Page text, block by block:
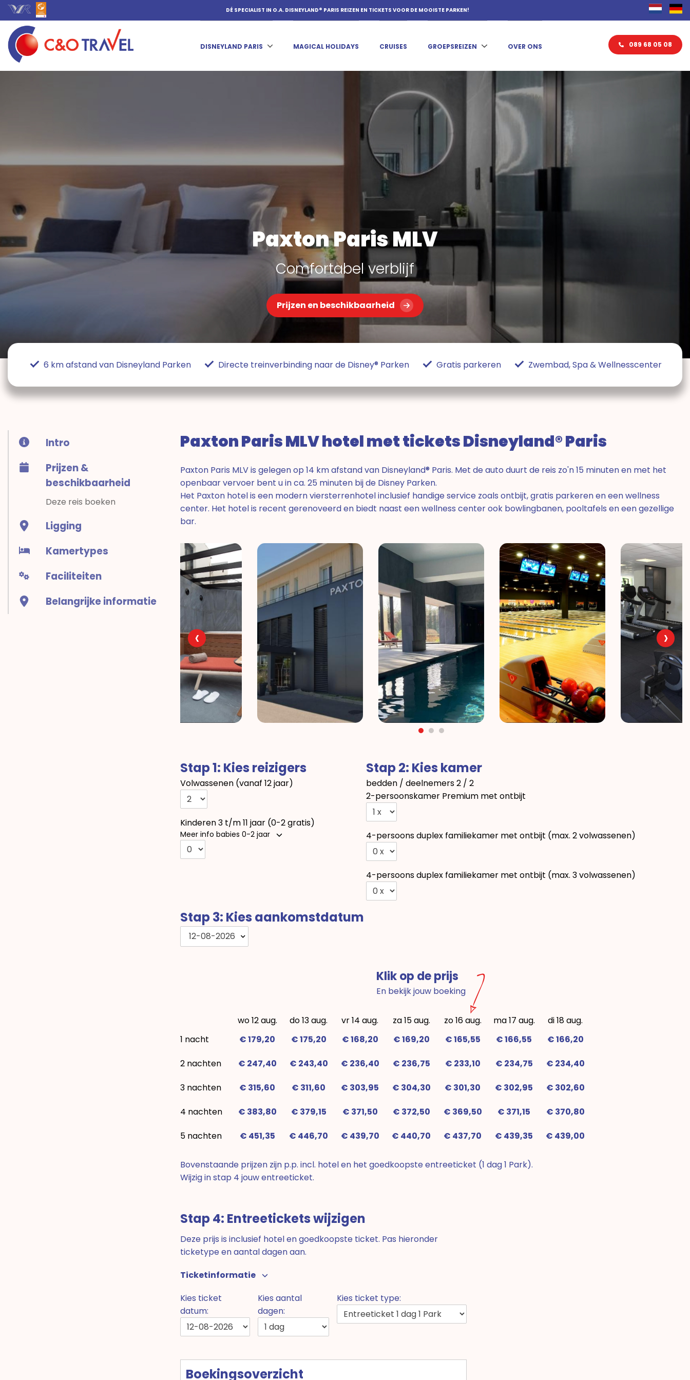
DÉ SPECIALIST IN O.A. DISNEYLAND® PARIS REIZEN EN TICKETS VOOR DE MOOISTE PARKEN!
DISNEYLAND PARIS MAGICAL HOLIDAYS CRUISES GROEPSREIZEN OVER ONS 089 68 05 08
Paxton Paris MLV
Comfortabel verblijf
Prijzen en beschikbaarheid
6 km afstand van Disneyland Parken Directe treinverbinding naar de Disney® Parken Gratis parkeren Zwembad, Spa & Wellnesscenter
Intro
Prijzen &
beschikbaarheid
Deze reis boeken
Ligging
Kamertypes
Faciliteiten
Belangrijke informatie
Paxton Paris MLV hotel met tickets Disneyland® Paris
Paxton Paris MLV is gelegen op 14 km afstand van Disneyland® Paris. Met de auto duurt de reis zo'n 15 minuten en met het
openbaar vervoer bent u in ca. 25 minuten bij de Disney Parken.
Het Paxton hotel is een modern viersterrenhotel inclusief handige service zoals ontbijt, gratis parkeren en een wellness
center. Het hotel is recent gerenoveerd en biedt naast een wellness center ook bowlingbanen, pooltafels en een gezellige
bar.
‹ ›
Stap 1: Kies reizigers
Volwassenen (vanaf 12 jaar)
Kinderen 3 t/m 11 jaar (0-2 gratis)
Meer info babies 0-2 jaar
Stap 2: Kies kamer
bedden / deelnemers2 / 2
2-persoonskamer Premium met ontbijt
4-persoons duplex familiekamer met ontbijt (max. 2 volwassenen)
4-persoons duplex familiekamer met ontbijt (max. 3 volwassenen)
Stap 3: Kies aankomstdatum
12-08-2026
Klik op de prijs
En bekijk jouw boeking
wo 12 aug. do 13 aug. vr 14 aug. za 15 aug. zo 16 aug. ma 17 aug.
di 18 aug.
1 nacht
€ 179,20 € 175,20 € 168,20 € 169,20 € 165,55 € 166,55 € 166,20
2 nachten € 247,40 € 243,40 € 236,40 € 236,75 € 233,10 € 234,75 € 234,40
3 nachten € 315,60 € 311,60 € 303,95 € 304,30 € 301,30 € 302,95 € 302,60
4 nachten € 383,80 € 379,15 € 371,50 € 372,50 € 369,50 € 371,15 € 370,80
5 nachten € 451,35 € 446,70 € 439,70 € 440,70 € 437,70 € 439,35 € 439,00
Bovenstaande prijzen zijn p.p. incl. hotel en het goedkoopste entreeticket (1 dag 1 Park).
Wijzig in stap 4 jouw entreeticket.
Stap 4: Entreetickets wijzigen
Deze prijs is inclusief hotel en goedkoopste ticket. Pas hieronder
ticketype en aantal dagen aan.
Ticketinformatie
Kies ticket
datum:
Kies aantal
dagen:
Kies ticket type:
Boekingsoverzicht